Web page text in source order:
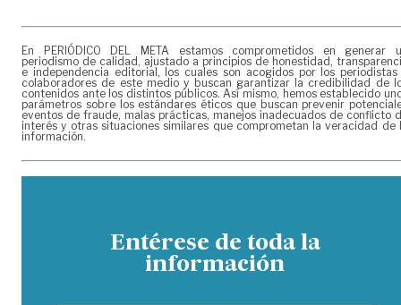
En PERIÓDICO DEL META estamos comprometidos en generar
periodismo de calidad, ajustado a principios de honestidad,
e independencia editorial, los cuales son acogidos por los periodistas
colaboradores de este medio y buscan garantizar la credibilidad de
contenidos ante los distintos públicos. Así mismo, hemos establecido
parámetros sobre los estándares éticos que buscan prevenir
eventos de fraude, malas prácticas, manejos inadecuados de conflicto
interés y otras situaciones similares que comprometan la veracidad de
información.
Entérese de toda la
información